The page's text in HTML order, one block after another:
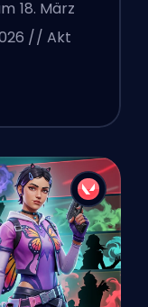
18. März
// Akt